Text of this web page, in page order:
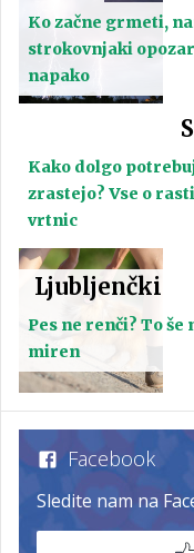
Ko začne grmeti,
strokovnjaki
napako
Kako dolgo
zrastejo? Vse o
vrtnic
Ljubljenčki
Pes ne renči? To še
miren
Facebook
Sledite nam na